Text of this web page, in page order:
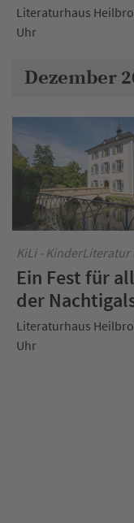
Literaturhaus
Uhr
Dezember
KiLi -
Ein Fest für
der
Literaturhaus
Uhr